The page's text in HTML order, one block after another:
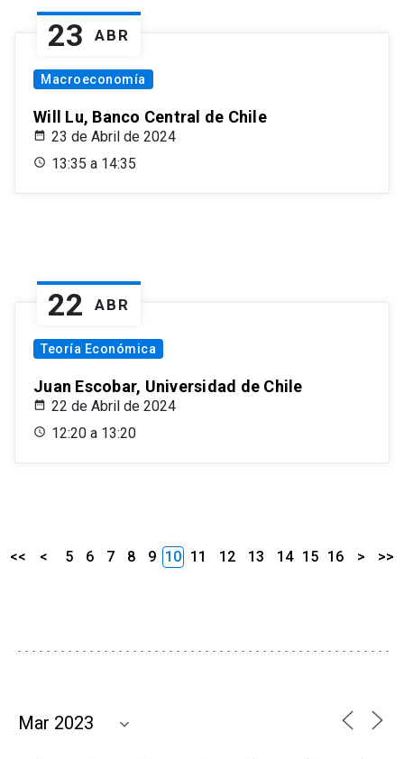
23 ABR
Macroeconomía
Will Lu, Banco Central de Chile
23 de Abril de 2024
13:35 a 14:35
22 ABR
Teoría Económica
Juan Escobar, Universidad de Chile
22 de Abril de 2024
12:20 a 13:20
<< < 5 6 7 8 9 10 11 12 13 14 15 16 > >>